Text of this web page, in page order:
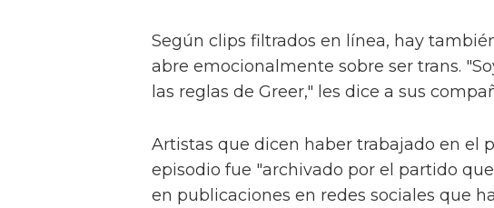
Según clips filtrados en línea, hay
abre emocionalmente sobre ser trans.
las reglas de Greer," les dice a sus
Artistas que dicen haber trabajado en el
episodio fue "archivado por el partido
en publicaciones en redes sociales que